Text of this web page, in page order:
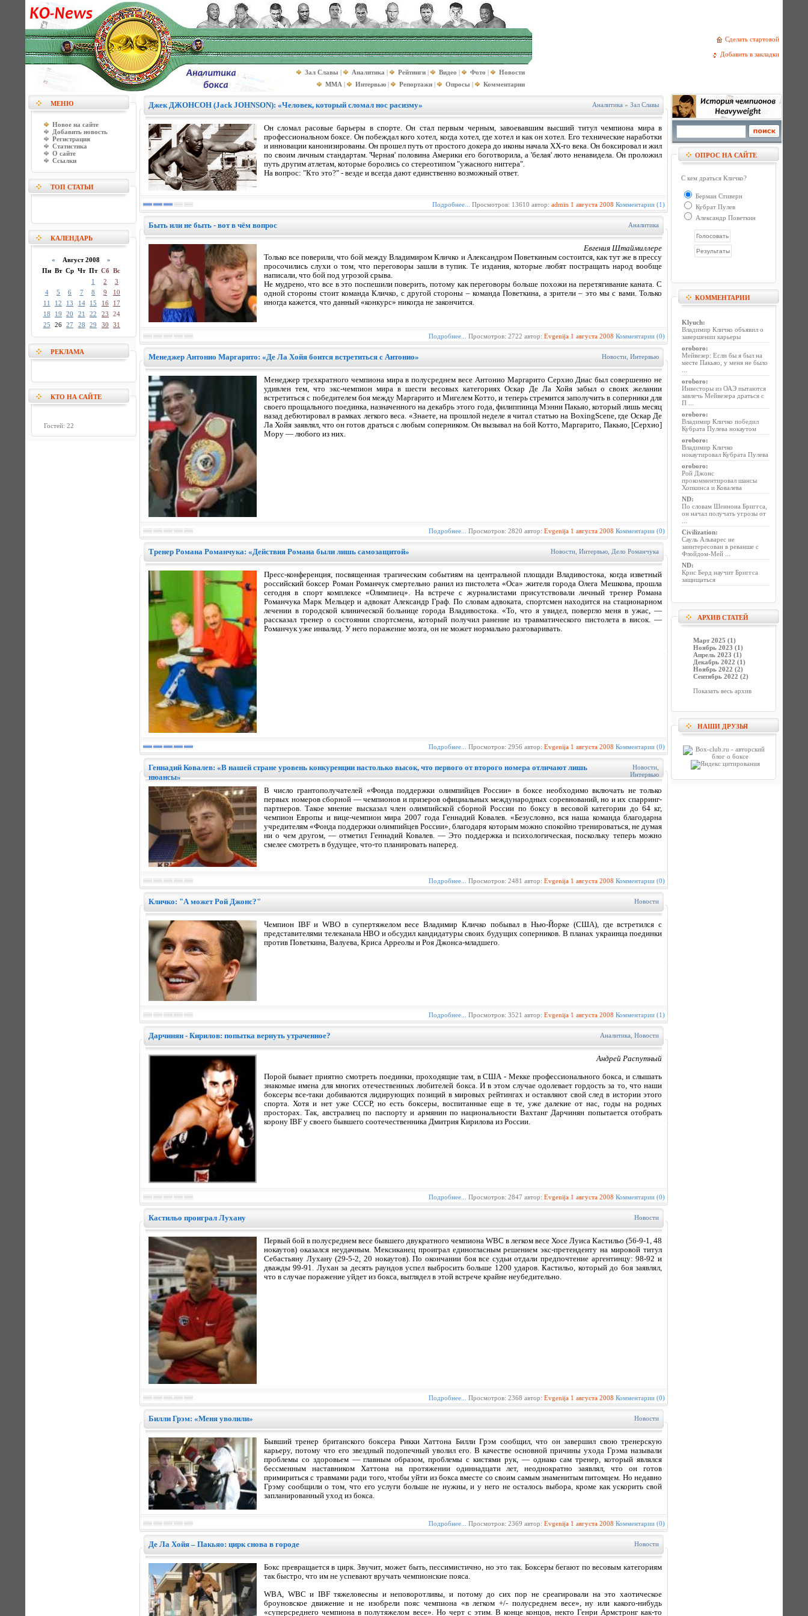
Сделать стартовой
Добавить в закладки
Зал Славы | Аналитика | Рейтинги | Видео | Фото |
Новости
MMA | Интервью | Репортажи | Опросы | Комментарии
МЕНЮ
Новое на сайте
Добавить новость
Регистрация
Статистика
О сайте
Ссылки
ТОП СТАТЬИ
КАЛЕНДАРЬ
« Август 2008 »
Пн Вт Ср Чт Пт Сб Вс
1
2
3
4
5 6 7 8 9
10
11
12 13 14 15 16
17
18
19 20 21 22 23
24
25
26 27 28 29 30 31
РЕКЛАМА
КТО НА САЙТЕ
Гостей: 22
Джек ДЖОНСОН (Jack JOHNSON): «Человек, который сломал нос расизму» Аналитика » Зал Славы
Он сломал расовые барьеры в спорте. Он стал первым черным, завоевавшим высший титул чемпиона мира в
профессиональном боксе. Он побеждал кого хотел, когда хотел, где хотел и как он хотел. Его технические наработки
и инновации канонизированы. Он прошел путь от простого докера до иконы начала ХХ-го века. Он боксировал и жил
по своим личным стандартам. 'Черная' половина Америки его боготворила, а 'белая' люто ненавидела. Он проложил
путь другим атлетам, которые боролись со стереотипом "ужасного ниггера".
На вопрос: "Кто это?" - везде и всегда дают единственно возможный ответ.
Подробнее... Просмотров: 13610 автор: admin 1 августа 2008 Комментарии (1)
Быть или не быть - вот в чём вопрос Аналитика
Евгения Штаймиллере
Только все поверили, что бой между Владимиром Кличко и Александром Поветкиным состоится, как тут же в прессу
просочились слухи о том, что переговоры зашли в тупик. Те издания, которые любят постращать народ вообще
написали, что бой под угрозой срыва.
Не мудрено, что все в это поспешили поверить, потому как переговоры больше похожи на перетягивание каната. С
одной стороны стоит команда Кличко, с другой стороны – команда Поветкина, а зрители – это мы с вами. Только
иногда кажется, что данный «конкурс» никогда не закончится.
Подробнее... Просмотров: 2722 автор: Evgenija 1 августа 2008 Комментарии (0)
Менеджер Антонио Маргарито: «Де Ла Хойя боится встретиться с Антонио» Новости Интервью
Менеджер трехкратного чемпиона мира в полусреднем весе Антонио Маргарито Серхио Диас был совершенно не
удивлен тем, что экс-чемпион мира в шести весовых категориях Оскар Де Ла Хойя забыл о своих желании
встретиться с победителем боя между Маргарито и Мигелем Котто, и теперь стремится заполучить в соперники для
своего прощального поединка, назначенного на декабрь этого года, филиппинца Мэнни Пакьяо, который лишь месяц
назад дебютировал в рамках легкого веса. «Знаете, на прошлой неделе я читал статью на BoxingScene, где Оскар Де
Ла Хойя заявлял, что он готов драться с любым соперником. Он вызывал на бой Котто, Маргарито, Пакьяо, [Серхио]
Мору — любого из них.
Подробнее... Просмотров: 2820 автор: Evgenija 1 августа 2008 Комментарии (0)
Тренер Романа Романчука: «Действия Романа были лишь самозащитой» Новости Интервью Дело Романчука
Пресс-конференция, посвященная трагическим событиям на центральной площади Владивостока, когда изветный
российский боксер Роман Романчук смертельно ранил из пистолета «Оса» жителя города Олега Мешкова, прошла
сегодня в спорт комплексе «Олимпиец». На встрече с журналистами присутствовали личный тренер Романа
Романчука Марк Мельцер и адвокат Александр Граф. По словам адвоката, спортсмен находится на стационарном
лечении в городской клинической больнице города Владивостока. «То, что я увидел, повергло меня в ужас, —
рассказал тренер о состоянии спортсмена, который получил ранение из травматического пистолета в висок. —
Романчук уже инвалид. У него поражение мозга, он не может нормально разговаривать.
Подробнее... Просмотров: 2956 автор: Evgenija 1 августа 2008 Комментарии (0)
Геннадий Ковалев: «В нашей стране уровень конкуренции настолько высок, что первого от второго номера отличают лишь
нюансы»
Новости
Интервью
В число грантополучателей «Фонда поддержки олимпийцев России» в боксе необходимо включать не только
первых номеров сборной — чемпионов и призеров официальных международных соревнований, но и их спарринг-
партнеров. Такое мнение высказал член олимпийской сборной России по боксу в весовой категории до 64 кг,
чемпион Европы и вице-чемпион мира 2007 года Геннадий Ковалев. «Безусловно, вся наша команда благодарна
учредителям «Фонда поддержки олимпийцев России», благодаря которым можно спокойно тренироваться, не думая
ни о чем другом, — отметил Геннадий Ковалев. — Это поддержка и психологическая, поскольку теперь можно
смелее смотреть в будущее, что-то планировать наперед.
Подробнее... Просмотров: 2481 автор: Evgenija 1 августа 2008 Комментарии (0)
Кличко: "А может Рой Джонс?" Новости
Чемпион IBF и WBO в супертяжелом весе Владимир Кличко побывал в Нью-Йорке (США), где встретился с
представителями телеканала НВО и обсудил кандидатуры своих будущих соперников. В планах украинца поединки
против Поветкина, Валуева, Криса Арреолы и Роя Джонса-младшего.
Подробнее... Просмотров: 3521 автор: Evgenija 1 августа 2008 Комментарии (1)
Дарчинян - Кирилов: попытка вернуть утраченное? Аналитика Новости
Андрей Распутный
Порой бывает приятно смотреть поединки, проходящие там, в США - Мекке профессионального бокса, и слышать
знакомые имена для многих отечественных любителей бокса. И в этом случае одолевает гордость за то, что наши
боксеры все-таки добиваются лидирующих позиций в мировых рейтингах и оставляют свой след в истории этого
спорта. Хотя и нет уже СССР, но есть боксеры, воспитанные еще в те, уже далекие от нас, годы на родных
просторах. Так, австралиец по паспорту и армянин по национальности Вахтанг Дарчинян попытается отобрать
корону IBF у своего бывшего соотечественника Дмитрия Кирилова из России.
Подробнее... Просмотров: 2847 автор: Evgenija 1 августа 2008 Комментарии (0)
Кастильо проиграл Лухану Новости
Первый бой в полусреднем весе бывшего двукратного чемпиона WBC в легком весе Хосе Луиса Кастильо (56-9-1, 48
нокаутов) оказался неудачным. Мексиканец проиграл единогласным решением экс-претенденту на мировой титул
Себастьяну Лухану (29-5-2, 20 нокаутов). По окончании боя все судьи отдали предпочтение аргентинцу: 98-92 и
дважды 99-91. Лухан за десять раундов успел выбросить больше 1200 ударов. Кастильо, который до боя заявлял,
что в случае поражение уйдет из бокса, выглядел в этой встрече крайне неубедительно.
Подробнее... Просмотров: 2368 автор: Evgenija 1 августа 2008 Комментарии (0)
Билли Грэм: «Меня уволили» Новости
Бывший тренер британского боксера Рикки Хаттона Билли Грэм сообщил, что он завершил свою тренерскую
карьеру, потому что его звездный подопечный уволил его. В качестве основной причины ухода Грэма называли
проблемы со здоровьем — главным образом, проблемы с кистями рук, — однако сам тренер, который являлся
бессменным наставником Хаттона на протяжении одиннадцати лет, неоднократно заявлял, что он готов
примириться с травмами ради того, чтобы уйти из бокса вместе со своим самым знаменитым питомцем. Но недавно
Грэму сообщили о том, что его услуги больше не нужны, и у него не осталось выбора, кроме как ускорить свой
запланированный уход из бокса.
Подробнее... Просмотров: 2369 автор: Evgenija 1 августа 2008 Комментарии (0)
Де Ла Хойя – Пакьяо: цирк снова в городе Новости
Бокс превращается в цирк. Звучит, может быть, пессимистично, но это так. Боксеры бегают по весовым категориям
так быстро, что им не успевают вручать чемпионские пояса.
WBA, WBC и IBF тяжеловесны и неповоротливы, и потому до сих пор не среагировали на это хаотическое
броуновское движение и не изобрели пояс чемпиона «в легком +/- полусреднем весе», ну или какого-нибудь
«суперсреднего чемпиона в полутяжелом весе». Но черт с этим. В конце концов, некто Генри Армстронг как-то
ОПРОС НА САЙТЕ
С кем драться Кличко?
Берман Стиверн
Кубрат Пулев
Александр Поветкин
КОММЕНТАРИИ
Klyuch:
Владимир Кличко объявил о
завершении карьеры
oroboro:
Мейвезер: Если бы я был на
месте Пакьяо, у меня не было
oroboro:
Инвесторы из ОАЭ пытаются
завлечь Мейвезера драться с
П ...
oroboro:
Владимир Кличко победил
Кубрата Пулева нокаутом
oroboro:
Владимир Кличко
нокаутировал Кубрата Пулева
oroboro:
Рой Джонс
прокомментировал шансы
Хопкинса и Ковалева
ND:
По словам Шеннона Бриггса,
он начал получать угрозы от
Civilization:
Сауль Альварес не
заинтересован в реванше с
Флойдом-Мей ...
ND:
Крис Берд научит Бриггса
защищаться
АРХИВ СТАТЕЙ
Март 2025 (1)
Ноябрь 2023 (1)
Апрель 2023 (1)
Декабрь 2022 (1)
Ноябрь 2022 (2)
Сентябрь 2022 (2)
Показать весь архив
НАШИ ДРУЗЬЯ